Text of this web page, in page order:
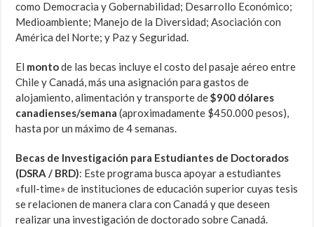
como Democracia y Gobernabilidad; Desarrollo Económico;
Medioambiente; Manejo de la Diversidad; Asociación con
América del Norte; y Paz y Seguridad.
El montode las becas incluye el costo del pasaje aéreo entre
Chile y Canadá, más una asignación para gastos de
alojamiento, alimentación y transporte de$900 dólares
canadienses/semana (aproximadamente $450.000 pesos),
hasta por un máximo de 4 semanas.
Becas de Investigación para Estudiantes de Doctorados
(DSRA / BRD): Este programa busca apoyar a estudiantes
«full-time» de instituciones de educación superior cuyas tesis
se relacionen de manera clara con Canadá y que deseen
realizar una investigación de doctorado sobre Canadá.